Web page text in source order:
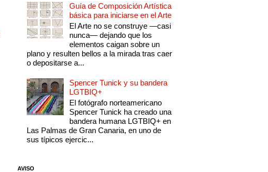
Guía de Composición Artística
básica para iniciarse en el Arte
El Arte no se construye —casi
nunca— dejando que los
elementos caigan sobre un
plano y resulten bellos a la mirada tras caer
o depositarse a...
Spencer Tunick y su bandera
LGTBIQ+
El fotógrafo norteamericano
Spencer Tunick ha creado una
bandera humana LGTBIQ+ en
Las Palmas de Gran Canaria, en uno de
sus típicos ejercic...
AVISO